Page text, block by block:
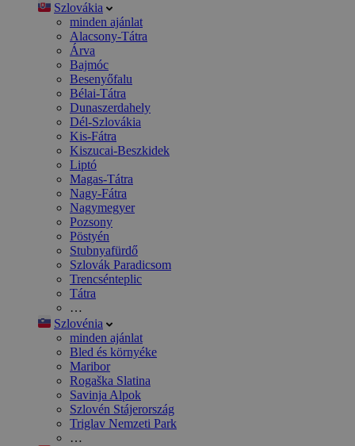
Szlovákia
minden ajánlat
Alacsony-Tátra
Árva
Bajmóc
Besenyőfalu
Bélai-Tátra
Dunaszerdahely
Dél-Szlovákia
Kis-Fátra
Kiszucai-Beszkidek
Liptó
Magas-Tátra
Nagy-Fátra
Nagymegyer
Pozsony
Pöstyén
Stubnyafürdő
Szlovák Paradicsom
Trencsénteplic
Tátra
…
Szlovénia
minden ajánlat
Bled és környéke
Maribor
Rogaška Slatina
Savinja Alpok
Szlovén Stájerország
Triglav Nemzeti Park
…